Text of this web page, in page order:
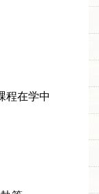
程在学中